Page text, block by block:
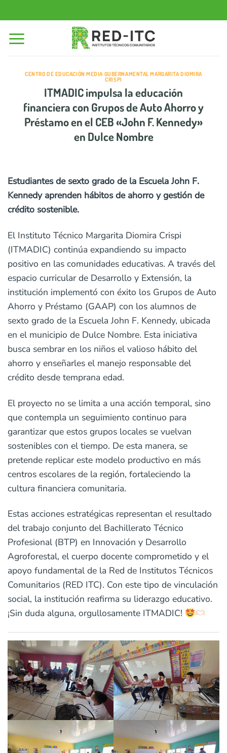
al
contenido
CENTRO DE EDUCACIÓN MEDIA GUBERNAMENTAL MARGARITA DIOMIRA
CRISPI
ITMADIC impulsa la educación
financiera con Grupos de Auto Ahorro y
Préstamo en el CEB «John F. Kennedy»
en Dulce Nombre
Estudiantes de sexto grado de la Escuela John F.
Kennedy aprenden hábitos de ahorro y gestión de
crédito sostenible.
El Instituto Técnico Margarita Diomira Crispi
(ITMADIC) continúa expandiendo su impacto
positivo en las comunidades educativas. A través del
espacio curricular de Desarrollo y Extensión, la
institución implementó con éxito los Grupos de Auto
Ahorro y Préstamo (GAAP) con los alumnos de
sexto grado de la Escuela John F. Kennedy, ubicada
en el municipio de Dulce Nombre. Esta iniciativa
busca sembrar en los niños el valioso hábito del
ahorro y enseñarles el manejo responsable del
crédito desde temprana edad.
El proyecto no se limita a una acción temporal, sino
que contempla un seguimiento continuo para
garantizar que estos grupos locales se vuelvan
sostenibles con el tiempo. De esta manera, se
pretende replicar este modelo productivo en más
centros escolares de la región, fortaleciendo la
cultura financiera comunitaria.
Estas acciones estratégicas representan el resultado
del trabajo conjunto del Bachillerato Técnico
Profesional (BTP) en Innovación y Desarrollo
Agroforestal, el cuerpo docente comprometido y el
apoyo fundamental de la Red de Institutos Técnicos
Comunitarios (RED ITC). Con este tipo de vinculación
social, la institución reafirma su liderazgo educativo.
¡Sin duda alguna, orgullosamente ITMADIC!